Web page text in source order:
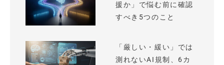
援か」で悩む前に確認
すべき5つのこと
「厳しい・緩い」では
測れないAI規制、6カ